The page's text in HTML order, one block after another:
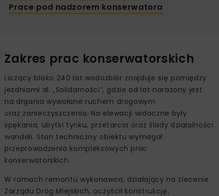
Prace pod nadzorem konserwatora
Zakres prac konserwatorskich
Liczący blisko 240 lat wodozbiór znajduje się pomiędzy
jezdniami al. „Solidarności”, gdzie od lat narażony jest
na drgania wywołane ruchem drogowym
oraz zanieczyszczenia. Na elewacji widoczne były
spękania, ubytki tynku, przetarcia oraz ślady działalności
wandali. Stan techniczny obiektu wymagał
przeprowadzenia kompleksowych prac
konserwatorskich.
W ramach remontu wykonawca, działający na zlecenie
Zarządu Dróg Miejskich, oczyścił konstrukcję,